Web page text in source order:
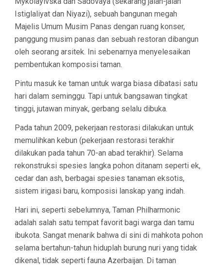
Istiglaliyat dan Niyazi), sebuah bangunan megah
Majelis Umum Musim Panas dengan ruang konser,
panggung musim panas dan sebuah restoran dibangun
oleh seorang arsitek. Ini sebenarnya menyelesaikan
pembentukan komposisi taman.
Pintu masuk ke taman untuk warga biasa dibatasi satu
hari dalam seminggu. Tapi untuk bangsawan tingkat
tinggi, jutawan minyak, gerbang selalu dibuka.
Pada tahun 2009, pekerjaan restorasi dilakukan untuk
memulihkan kebun (pekerjaan restorasi terakhir
dilakukan pada tahun 70-an abad terakhir). Selama
rekonstruksi spesies langka pohon ditanam seperti ek,
cedar dan ash, berbagai spesies tanaman eksotis,
sistem irigasi baru, komposisi lanskap yang indah.
Hari ini, seperti sebelumnya, Taman Philharmonic
adalah salah satu tempat favorit bagi warga dan tamu
ibukota. Sangat menarik bahwa di sini di mahkota pohon
selama bertahun-tahun hiduplah burung nuri yang tidak
dikenal, tidak seperti fauna Azerbaijan. Di taman